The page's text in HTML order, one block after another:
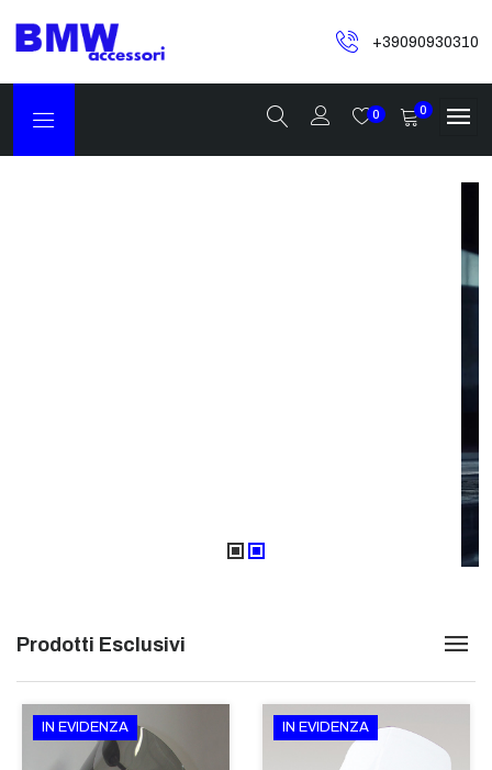
+39090930310
0 0
Prodotti Esclusivi
IN EVIDENZA IN EVIDENZA